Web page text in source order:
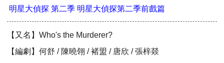
明星大偵探 第二季 明星大偵探第二季前戲篇
【又名】Who's the Murderer?
【編劇】何舒 / 陳曉翎 / 褚盟 / 唐欣 / 張梓燚